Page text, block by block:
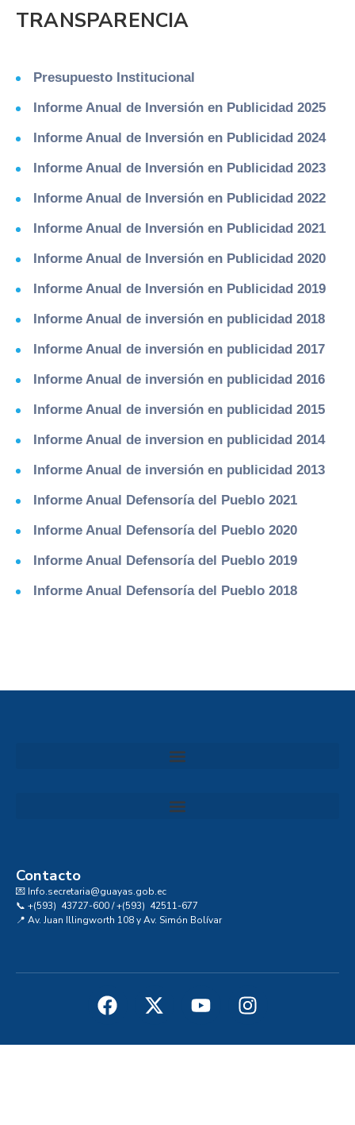
TRANSPARENCIA
Presupuesto Institucional
Informe Anual de Inversión en Publicidad 2025
Informe Anual de Inversión en Publicidad 2024
Informe Anual de Inversión en Publicidad 2023
Informe Anual de Inversión en Publicidad 2022
Informe Anual de Inversión en Publicidad 2021
Informe Anual de Inversión en Publicidad 2020
Informe Anual de Inversión en Publicidad 2019
Informe Anual de inversión en publicidad 2018
Informe Anual de inversión en publicidad 2017
Informe Anual de inversión en publicidad 2016
Informe Anual de inversión en publicidad 2015
Informe Anual de inversion en publicidad 2014
Informe Anual de inversión en publicidad 2013
Informe Anual Defensoría del Pueblo 2021
Informe Anual Defensoría del Pueblo 2020
Informe Anual Defensoría del Pueblo 2019
Informe Anual Defensoría del Pueblo 2018
Contacto
💌 Info.secretaria@guayas.gob.ec
📞 +(593) 43727-600 / +(593) 42511-677
📍 Av. Juan Illingworth 108 y Av. Simón Bolívar